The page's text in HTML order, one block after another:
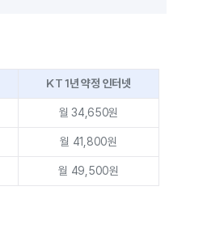
KT 1년 약정 인터넷
월 34,650원
월 41,800원
월 49,500원